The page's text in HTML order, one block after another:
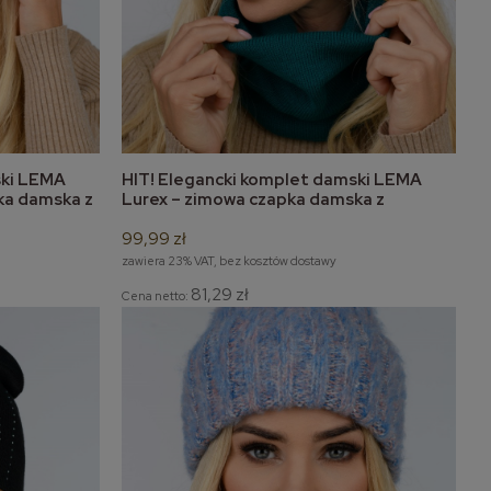
LEMA
damska z
do koszyka
HIT! Elegancki komplet damski LEMA
Lurex – zimowa czapka damska z
99,99 zł
zawiera 23% VAT, bez kosztów dostawy
Cena netto: 81,29 zł